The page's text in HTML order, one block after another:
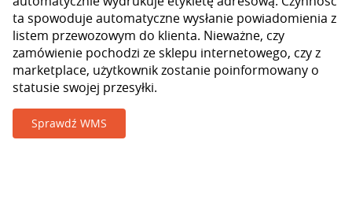
ta spowoduje automatyczne wysłanie powiadomienia z
listem przewozowym do klienta. Nieważne, czy
zamówienie pochodzi ze sklepu internetowego, czy z
marketplace, użytkownik zostanie poinformowany o
statusie swojej przesyłki.
Sprawdź WMS